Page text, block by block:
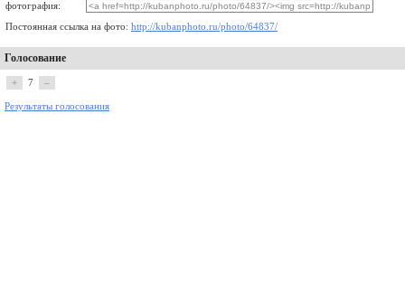
фотография:
Постоянная ссылка на фото: http://kubanphoto.ru/photo/64837/
Голосование
+ 7 –
Результаты голосования